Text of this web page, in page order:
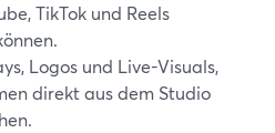
TikTok und Reels
Logos und Live-Visuals,
direkt aus dem Studio